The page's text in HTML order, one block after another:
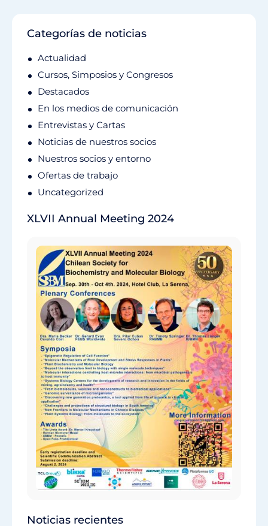
Categorías de noticias
Actualidad
Cursos, Simposios y Congresos
Destacados
En los medios de comunicación
Entrevistas y Cartas
Noticias de nuestros socios
Nuestros socios y entorno
Ofertas de trabajo
Uncategorized
XLVII Annual Meeting 2024
Noticias recientes